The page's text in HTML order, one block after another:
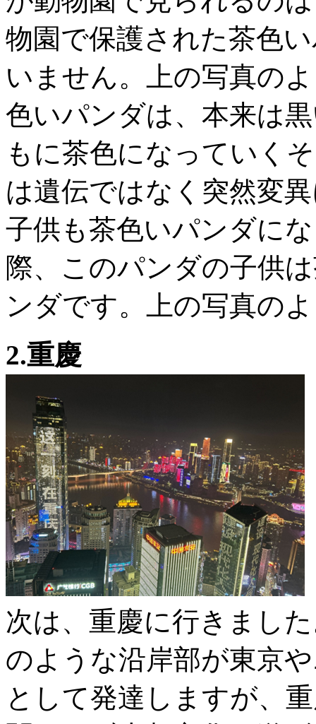
物園で保護された茶色
いません。上の写真の
色いパンダは、本来は
もに茶色になっていく
は遺伝ではなく突然変
子供も茶色いパンダに
際、このパンダの子供
ンダです。上の写真の
2.重慶
次は、重慶に行きまし
のような沿岸部が東京
として発達しますが、